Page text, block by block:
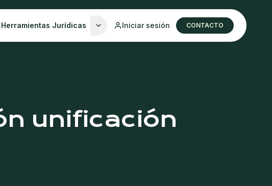
Herramientas Jurídicas Iniciar sesión CONTACTO
unificación